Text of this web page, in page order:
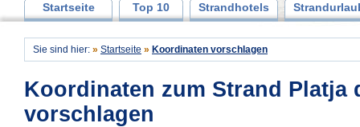
Startseite Top 10 Strandhotels
Sie sind hier: » Startseite » Koordinaten vorschlagen
Koordinaten zum Strand Platja
vorschlagen